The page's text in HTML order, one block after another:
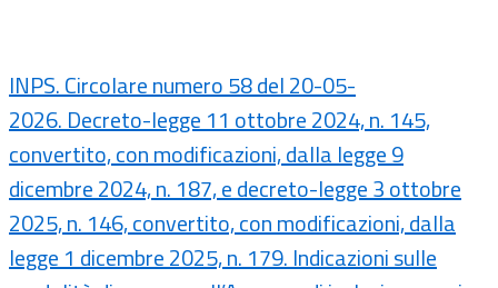
INPS. Circolare numero 58 del 20-05-
2026. Decreto-legge 11 ottobre 2024, n. 145,
convertito, con modificazioni, dalla legge 9
dicembre 2024, n. 187, e decreto-legge 3 ottobre
2025, n. 146, convertito, con modificazioni, dalla
legge 1 dicembre 2025, n. 179. Indicazioni sulle